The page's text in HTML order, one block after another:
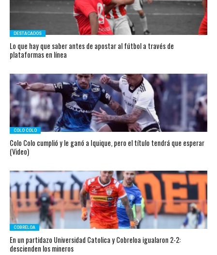
DESTACADOS
Lo que hay que saber antes de apostar al fútbol a través de
plataformas en línea
COLO COLO
Colo Colo cumplió y le ganó a Iquique, pero el título tendrá que esperar
(Video)
COBRELOA
En un partidazo Universidad Catolica y Cobreloa igualaron 2-2:
descienden los mineros